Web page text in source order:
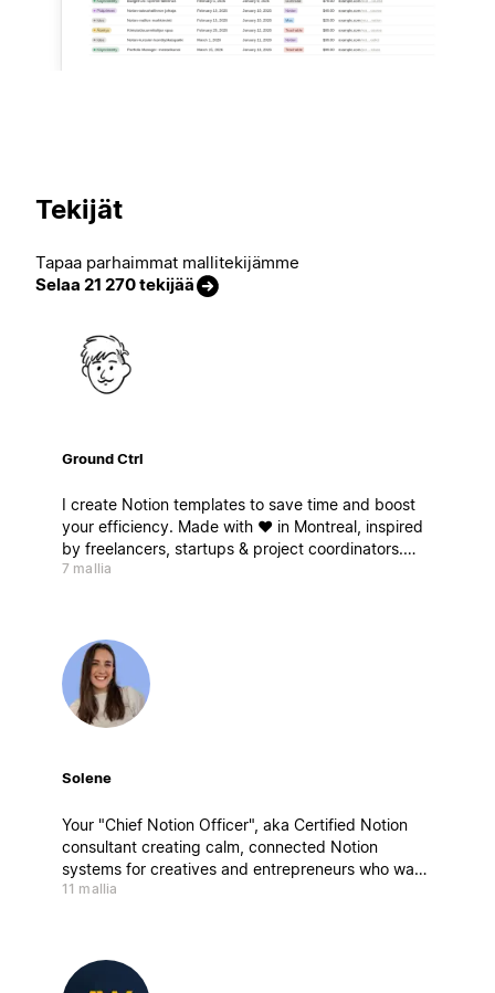
Tekijät
Tapaa parhaimmat mallitekijämme
Selaa 21 270 tekijää
Ground Ctrl
I create Notion templates to save time and boost
your efficiency. Made with ❤️ in Montreal, inspired
by freelancers, startups & project coordinators.
Ready for takeoff ? Je crée des modèles Notion
7 mallia
Solene
Your "Chief Notion Officer", aka Certified Notion
consultant creating calm, connected Notion
systems for creatives and entrepreneurs who want
to work better, not harder. My builds blend
11 mallia